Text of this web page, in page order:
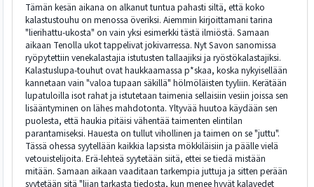
Tämän kesän aikana on alkanut tuntua pahasti siltä, että koko
kalastustouhu on menossa överiksi. Aiemmin kirjoittamani tarina
"lierihattu-ukosta" on vain yksi esimerkki tästä ilmiöstä. Samaan
aikaan Tenolla ukot tappelivat jokivarressa. Nyt Savon sanomissa
ryöpytettiin venekalastajia istutusten tallaajiksi ja ryöstökalastajiksi.
Kalastuslupa-touhut ovat haukkaamassa p*skaa, koska nykyisellään
kannetaan vain "valoa tupaan säkillä" hölmöläisten tyyliin. Kerätään
lupatuloilla isot rahat ja istutetaan taimenia sellaisiin vesiin joissa sen
lisääntyminen on lähes mahdotonta. Yltyvää huutoa käydään sen
puolesta, että haukia pitäisi vähentää taimenten elintilan
parantamiseksi. Hauesta on tullut vihollinen ja taimen on se "juttu".
Tässä ohessa syytellään kaikkia lapsista mökkiläisiin ja päälle vielä
vetouistelijoita. Erä-lehteä syytetään siitä, ettei se tiedä mistään
mitään. Samaan aikaan vaaditaan tarkempia juttuja ja sitten perään
syytetään sitä "liian tarkasta tiedosta, kun menee hyvät kalavedet